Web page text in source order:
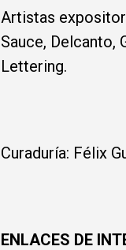
Artistas
Sauce, Delcanto,
Lettering.
Curaduría: Félix
ENLACES DE